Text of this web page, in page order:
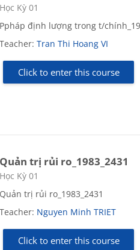
Course category
Học Kỳ 01
Ppháp định lượng trong t/
Teacher:Tran Thi Hoang VI
Click to enter this course
Quản trị rủi ro_1983_2431
Course category
Học Kỳ 01
Quản trị rủi ro_1983_2431
Teacher: Nguyen Minh TRIET
Click to enter this course